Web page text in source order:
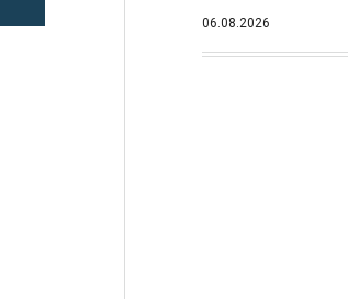
06.08.2026